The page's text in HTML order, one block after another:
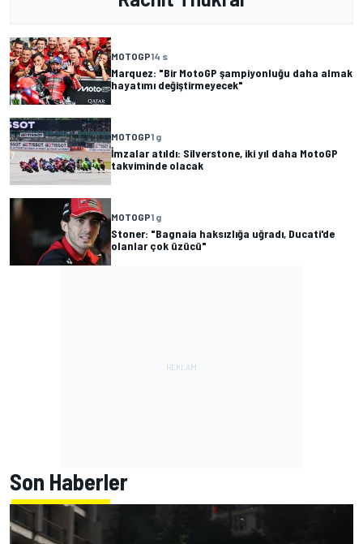
MOTOGP14 s
Marquez: "Bir MotoGP şampiyonluğu daha almak
hayatımı değiştirmeyecek"
MOTOGP1 g
İmzalar atıldı: Silverstone, iki yıl daha MotoGP
takviminde olacak
MOTOGP1 g
Stoner: "Bagnaia haksızlığa uğradı, Ducati'de
olanlar çok üzücü"
Son Haberler